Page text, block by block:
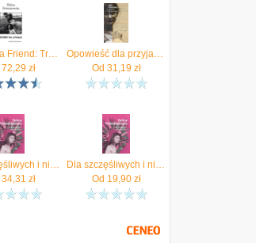
Story for a Friend: Translated by Maya Peretz
72,29 zł
Opowieść dla przyjaciela - Halina Poświatowska
Od 31,19 zł
Dla szczęśliwych i nieszczęśliwych
34,31 zł
Dla szczęśliwych i nieszczęśliwych (e-book) - Atrakcyjne ceny HITÓW. Czytaj z przyjemnością..
Od 19,90zł